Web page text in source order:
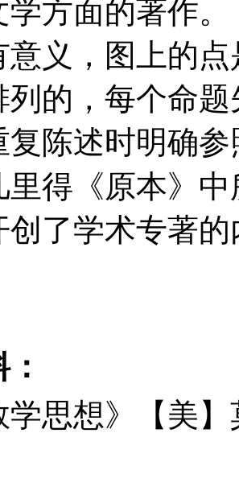
学方面的著作
意义，图上的
列的，每个命
复陈述时明确
里得《原本》
创了学术专著
学思想》【美